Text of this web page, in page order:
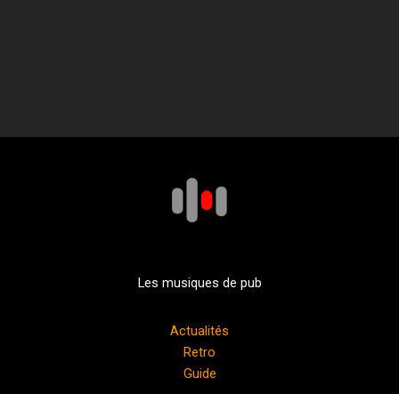
Les musiques de pub
Actualités
Retro
Guide